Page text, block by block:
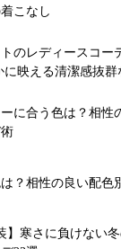
こなし
のレディースコー
に映える清潔感抜群
に合う色は？相性
？相性の良い配色
】寒さに負けない